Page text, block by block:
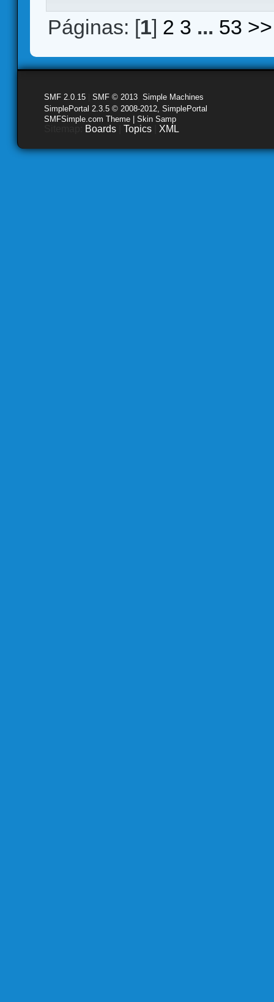
Páginas: [1] 2 3 ... 53 >>
SMF 2.0.15 SMF © 2013 Simple Machines
SimplePortal 2.3.5 © 2008-2012, SimplePortal
SMFSimple.com Theme | Skin Samp
Boards Topics XML